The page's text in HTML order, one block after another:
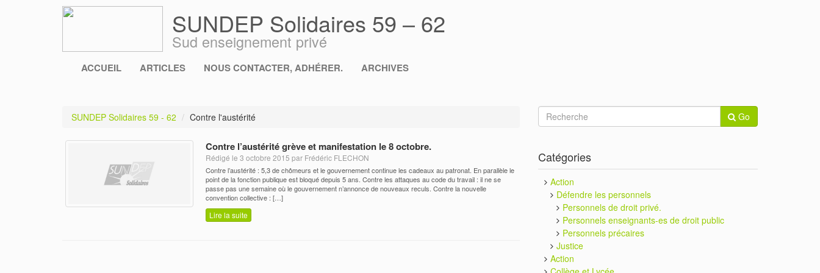
SUNDEP Solidaires 59 – 62
Sud enseignement privé
ACCUEIL ARTICLES NOUS CONTACTER, ADHÉRER. ARCHIVES
SUNDEP Solidaires 59 - 62 Contre l'austérité
Contre l’austérité grève et manifestation le 8 octobre.
Rédigé le 3 octobre 2015 par Frédéric FLECHON
Contre l’austérité : 5,3 de chômeurs et le gouvernement continue les cadeaux au patronat. En parallèle le
point de la fonction publique est bloqué depuis 5 ans. Contre les attaques au code du travail : il ne se
passe pas une semaine où le gouvernement n’annonce de nouveaux reculs. Contre la nouvelle
convention collective : […]
Lire la suite
Go
Catégories
Action
Défendre les personnels
Personnels de droit privé.
Personnels enseignants-es de droit public
Personnels précaires
Justice
Action